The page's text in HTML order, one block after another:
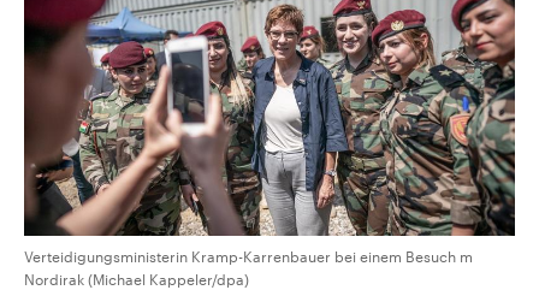
Verteidigungsministerin Kramp-Karrenbauer bei einem Besuch m
Nordirak (Michael Kappeler/dpa)